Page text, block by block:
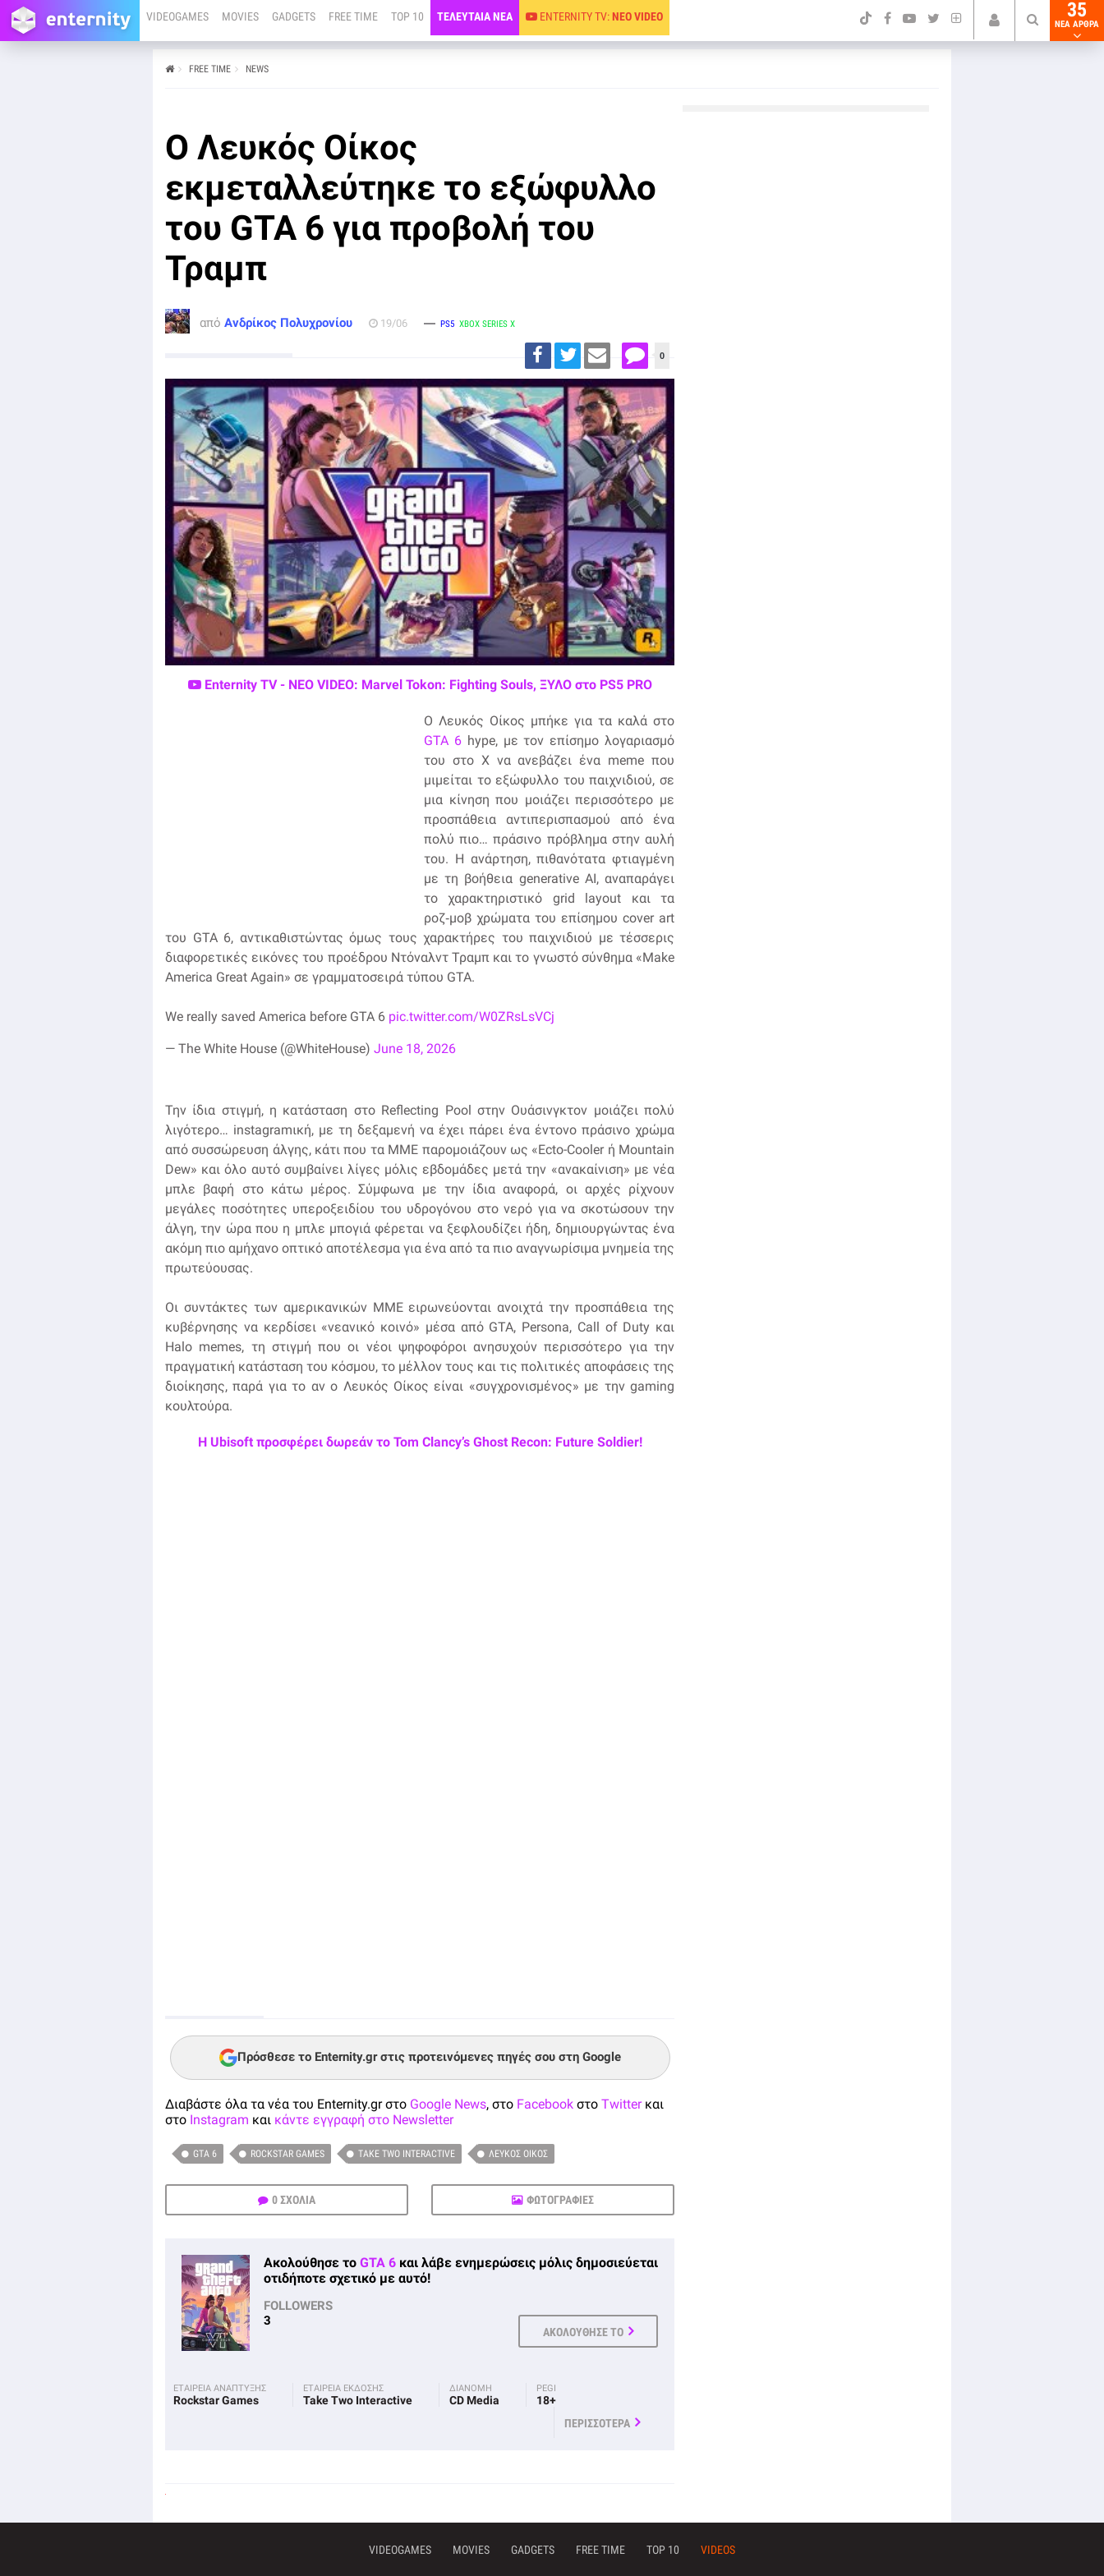
VIDEOGAMES MOVIES GADGETS FREE TIME TOP 10 ΤΕΛΕΥΤΑΙΑ ΝΕΑ ENTERNITY TV:ΝΕΟ VIDEO 35
NEA ΑΡΘΡΑ
FREE TIME NEWS
Ο Λευκός Οίκος
εκμεταλλεύτηκε το εξώφυλλο
του GTA 6 για προβολή του
Τραμπ
από Ανδρίκος Πολυχρονίου 19/06 PS5 XBOX SERIES X
0
Enternity TV - ΝΕΟ VIDEO: Marvel Tokon: Fighting Souls, ΞΥΛΟ στο PS5 PRO
Ο Λευκός Οίκος μπήκε για τα καλά στο
GTA 6hype, με τον επίσημο λογαριασμό
του στο X να ανεβάζει ένα meme που
μιμείται το εξώφυλλο του παιχνιδιού, σε
μια κίνηση που μοιάζει περισσότερο με
προσπάθεια αντιπερισπασμού από ένα
πολύ πιο… πράσινο πρόβλημα στην αυλή
του. Η ανάρτηση, πιθανότατα φτιαγμένη
με τη βοήθεια generative AI, αναπαράγει
το χαρακτηριστικό grid layout και τα
ροζ‑μοβ χρώματα του επίσημου cover art
του GTA 6, αντικαθιστώντας όμως τους χαρακτήρες του παιχνιδιού με τέσσερις
διαφορετικές εικόνες του προέδρου Ντόναλντ Τραμπ και το γνωστό σύνθημα «Make
America Great Again» σε γραμματοσειρά τύπου GTA.
We really saved America before GTA 6 pic.twitter.com/W0ZRsLsVCj
— The White House (@WhiteHouse) June 18, 2026
Την ίδια στιγμή, η κατάσταση στο Reflecting Pool στην Ουάσινγκτον μοιάζει πολύ
λιγότερο… instagramική, με τη δεξαμενή να έχει πάρει ένα έντονο πράσινο χρώμα
από συσσώρευση άλγης, κάτι που τα ΜΜΕ παρομοιάζουν ως «Ecto-Cooler ή Mountain
Dew» και όλο αυτό συμβαίνει λίγες μόλις εβδομάδες μετά την «ανακαίνιση» με νέα
μπλε βαφή στο κάτω μέρος. Σύμφωνα με την ίδια αναφορά, οι αρχές ρίχνουν
μεγάλες ποσότητες υπεροξειδίου του υδρογόνου στο νερό για να σκοτώσουν την
άλγη, την ώρα που η μπλε μπογιά φέρεται να ξεφλουδίζει ήδη, δημιουργώντας ένα
ακόμη πιο αμήχανο οπτικό αποτέλεσμα για ένα από τα πιο αναγνωρίσιμα μνημεία της
πρωτεύουσας.
Οι συντάκτες των αμερικανικών ΜΜΕ ειρωνεύονται ανοιχτά την προσπάθεια της
κυβέρνησης να κερδίσει «νεανικό κοινό» μέσα από GTA, Persona, Call of Duty και
Halo memes, τη στιγμή που οι νέοι ψηφοφόροι ανησυχούν περισσότερο για την
πραγματική κατάσταση του κόσμου, το μέλλον τους και τις πολιτικές αποφάσεις της
διοίκησης, παρά για το αν ο Λευκός Οίκος είναι «συγχρονισμένος» με την gaming
κουλτούρα.
Η Ubisoft προσφέρει δωρεάν το Tom Clancy’s Ghost Recon: Future Soldier!
Πρόσθεσε το Enternity.gr στις προτεινόμενες πηγές σου στη Google
Διαβάστε όλα τα νέα του Enternity.gr στο Google News, στο Facebook στο Twitterκαι
στο Instagram και κάντε εγγραφή στο Newsletter
GTA 6 ROCKSTAR GAMES TAKE TWO INTERACTIVE ΛΕΥΚΌΣ ΟΊΚΟΣ
0 ΣΧΟΛΙΑ ΦΩΤΟΓΡΑΦΙΕΣ
Ακολούθησε το GTA 6 και λάβε ενημερώσεις μόλις δημοσιεύεται
οτιδήποτε σχετικό με αυτό!
FOLLOWERS
3
ΑΚΟΛΟΥΘΗΣΕ ΤΟ
ΕΤΑΙΡΕΙΑ ΑΝΑΠΤΥΞΗΣ
Rockstar Games
ΕΤΑΙΡΕΙΑ ΕΚΔΟΣΗΣ
Take Two Interactive
ΔΙΑΝΟΜΗ
CD Media
PEGI
18+
ΠΕΡΙΣΣΟΤΕΡΑ
Ανδρίκος Πολυχρονίου
Ο Λευκός Οίκος μπήκε για τα καλά στο GTA 6 hype, με
τον επίσημο λογαριασμό του στο X να ανεβάζει ένα
meme που μιμείται το εξώφυλλο του παιχνιδιού!
VIDEOGAMES MOVIES GADGETS FREE TIME TOP 10 VIDEOS